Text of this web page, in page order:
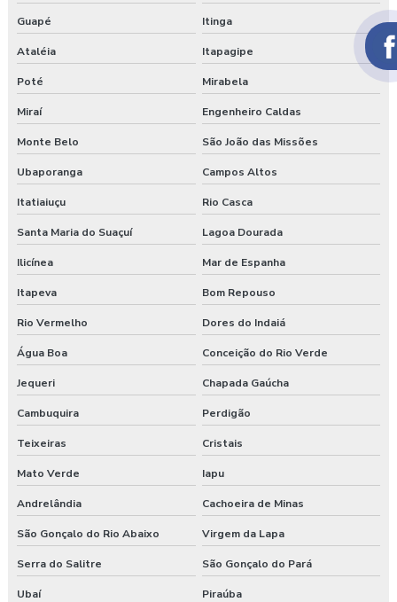
Guapé Itinga
Ataléia Itapagipe
Poté Mirabela
Miraí Engenheiro Caldas
Monte Belo São João das Missões
Ubaporanga Campos Altos
Itatiaiuçu Rio Casca
Santa Maria do Suaçuí Lagoa Dourada
Ilicínea Mar de Espanha
Itapeva Bom Repouso
Rio Vermelho Dores do Indaiá
Água Boa Conceição do Rio Verde
Jequeri Chapada Gaúcha
Cambuquira Perdigão
Teixeiras Cristais
Mato Verde Iapu
Andrelândia Cachoeira de Minas
São Gonçalo do Rio Abaixo Virgem da Lapa
Serra do Salitre São Gonçalo do Pará
Ubaí Piraúba